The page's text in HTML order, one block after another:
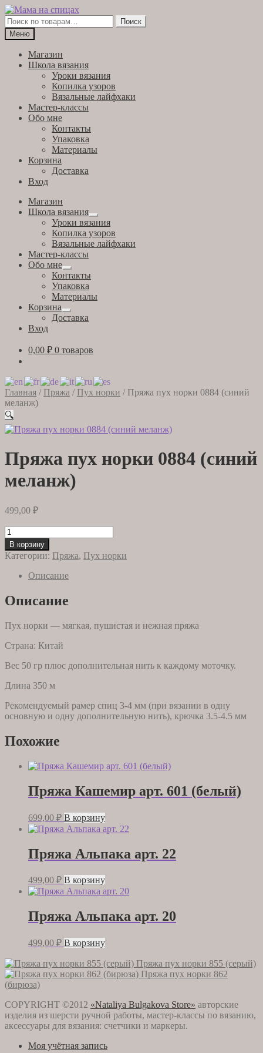
Перейти
к
навигации
Перейти
к
содержимому
Искать:
Поиск
Меню
Магазин
Школа вязания
Уроки вязания
Копилка узоров
Вязальные лайфхаки
Мастер-классы
Обо мне
Контакты
Упаковка
Материалы
Корзина
Доставка
Вход
Магазин
Школа вязания
Развернутое
вложенное
меню
Уроки вязания
Копилка узоров
Вязальные лайфхаки
Мастер-классы
Обо мне
Развернутое
вложенное
меню
Контакты
Упаковка
Материалы
Корзина
Развернутое
вложенное
Доставка
Вход
0,00 ₽ 0 товаров
Главная / Пряжа / Пух норки / Пряжа пух норки 0884 (синий
меланж)
🔍
Пряжа пух норки 0884 (синий
меланж)
499,00 ₽
Количество
товара
Пряжа
пух
норки
(синий
меланж)
В корзину
Категории: Пряжа, Пух норки
Описание
Описание
Пух норки — мягкая, пушистая и нежная пряжа
Страна: Китай
Вес 50 гр плюс дополнительная нить к каждому моточку.
Длина 350 м
Рекомендуемый рамер спиц 3-4 мм (при вязании в одну
основную и одну дополнительную нить), крючка 3.5-4.5 мм
Похожие
Пряжа Кашемир арт. 601 (белый)
699,00 ₽ В корзину
Пряжа Альпака арт. 22
499,00 ₽ В корзину
Пряжа Альпака арт. 20
499,00 ₽ В корзину
Пряжа пух норки 855 (серый)
Пряжа пух норки 862
(бирюза)
COPYRIGHT ©2012 «Nataliya Bulgakova Store» авторские
изделия из шерсти ручной работы, мастер-классы по вязанию,
аксессуары для вязания: счетчики и маркеры.
Моя учётная запись